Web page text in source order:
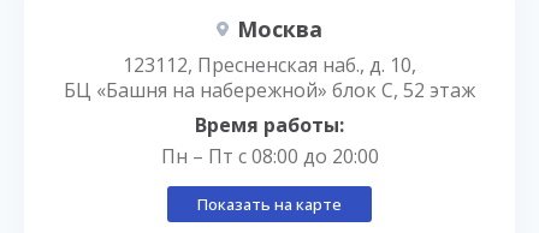
Москва
123112, Пресненская наб., д. 10,
БЦ «Башня на набережной» блок С, 52 этаж
Время работы:
Пн – Пт с 08:00 до 20:00
Показать на карте